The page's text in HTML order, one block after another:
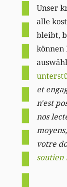
Unser
alle
bleibt,
können
et
n'est
nos
votre
soutien